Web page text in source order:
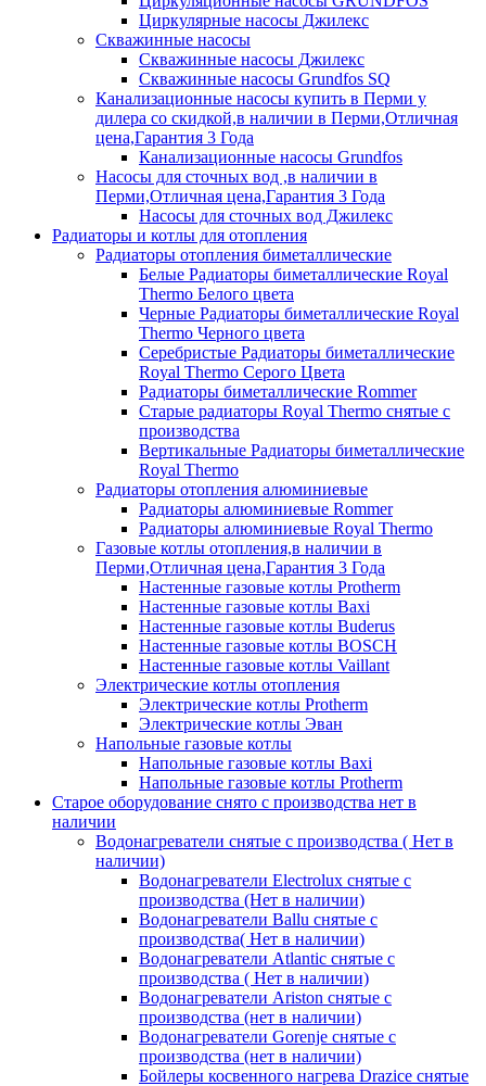
Циркулярные насосы Джилекс
Скважинные насосы
Скважинные насосы Джилекс
Скважинные насосы Grundfos SQ
Канализационные насосы купить в Перми у
дилера со скидкой,в наличии в Перми,Отличная
цена,Гарантия 3 Года
Канализационные насосы Grundfos
Насосы для сточных вод ,в наличии в
Перми,Отличная цена,Гарантия 3 Года
Насосы для сточных вод Джилекс
Радиаторы и котлы для отопления
Радиаторы отопления биметаллические
Белые Радиаторы биметаллические Royal
Thermo Белого цвета
Черные Радиаторы биметаллические Royal
Thermo Черного цвета
Серебристые Радиаторы биметаллические
Royal Thermo Серого Цвета
Радиаторы биметаллические Rommer
Старые радиаторы Royal Thermo снятые с
производства
Вертикальные Радиаторы биметаллические
Royal Thermo
Радиаторы отопления алюминиевые
Радиаторы алюминиевые Rommer
Радиаторы алюминиевые Royal Thermo
Газовые котлы отопления,в наличии в
Перми,Отличная цена,Гарантия 3 Года
Настенные газовые котлы Protherm
Настенные газовые котлы Baxi
Настенные газовые котлы Buderus
Настенные газовые котлы BOSCH
Настенные газовые котлы Vaillant
Электрические котлы отопления
Электрические котлы Protherm
Электрические котлы Эван
Напольные газовые котлы
Напольные газовые котлы Baxi
Напольные газовые котлы Protherm
Старое оборудование снято с производства нет в
наличии
Водонагреватели снятые с производства ( Нет в
наличии)
Водонагреватели Electrolux снятые с
производства (Нет в наличии)
Водонагреватели Ballu снятые с
производства( Нет в наличии)
Водонагреватели Atlantic снятые с
производства ( Нет в наличии)
Водонагреватели Ariston снятые с
производства (нет в наличии)
Водонагреватели Gorenje снятые с
производства (нет в наличии)
Бойлеры косвенного нагрева Drazice снятые